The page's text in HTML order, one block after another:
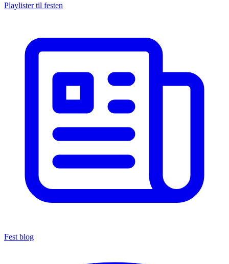
Playlister til festen
Fest blog